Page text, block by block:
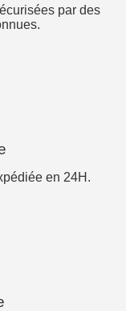
par des
en 24H.